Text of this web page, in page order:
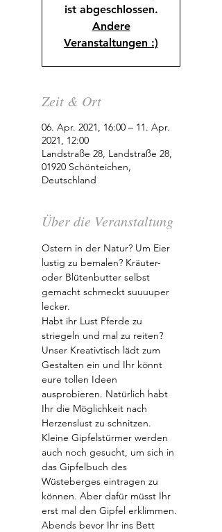
ist abgeschlossen.
Andere
Veranstaltungen :)
Zeit & Ort
06. Apr. 2021, 16:00 – 11. Apr.
2021, 12:00
Landstraße 28, Landstraße 28,
01920 Schönteichen,
Deutschland
Über die Veranstaltung
Ostern in der Natur? Um Eier
lustig zu bemalen? Kräuter-
oder Blütenbutter selbst
gemacht schmeckt suuuuper
lecker.
Habt ihr Lust Pferde zu
striegeln und mal zu reiten?
Unser Kreativtisch lädt zum
Gestalten ein und Ihr könnt
eure tollen Ideen
ausprobieren. Natürlich habt
Ihr die Möglichkeit nach
Herzenslust zu schnitzen.
Kleine Gipfelstürmer werden
auch noch gesucht, um sich in
das Gipfelbuch des
Wüsteberges eintragen zu
können. Aber dafür müsst Ihr
erst mal den Gipfel erklimmen.
Abends bevor Ihr ins Bett